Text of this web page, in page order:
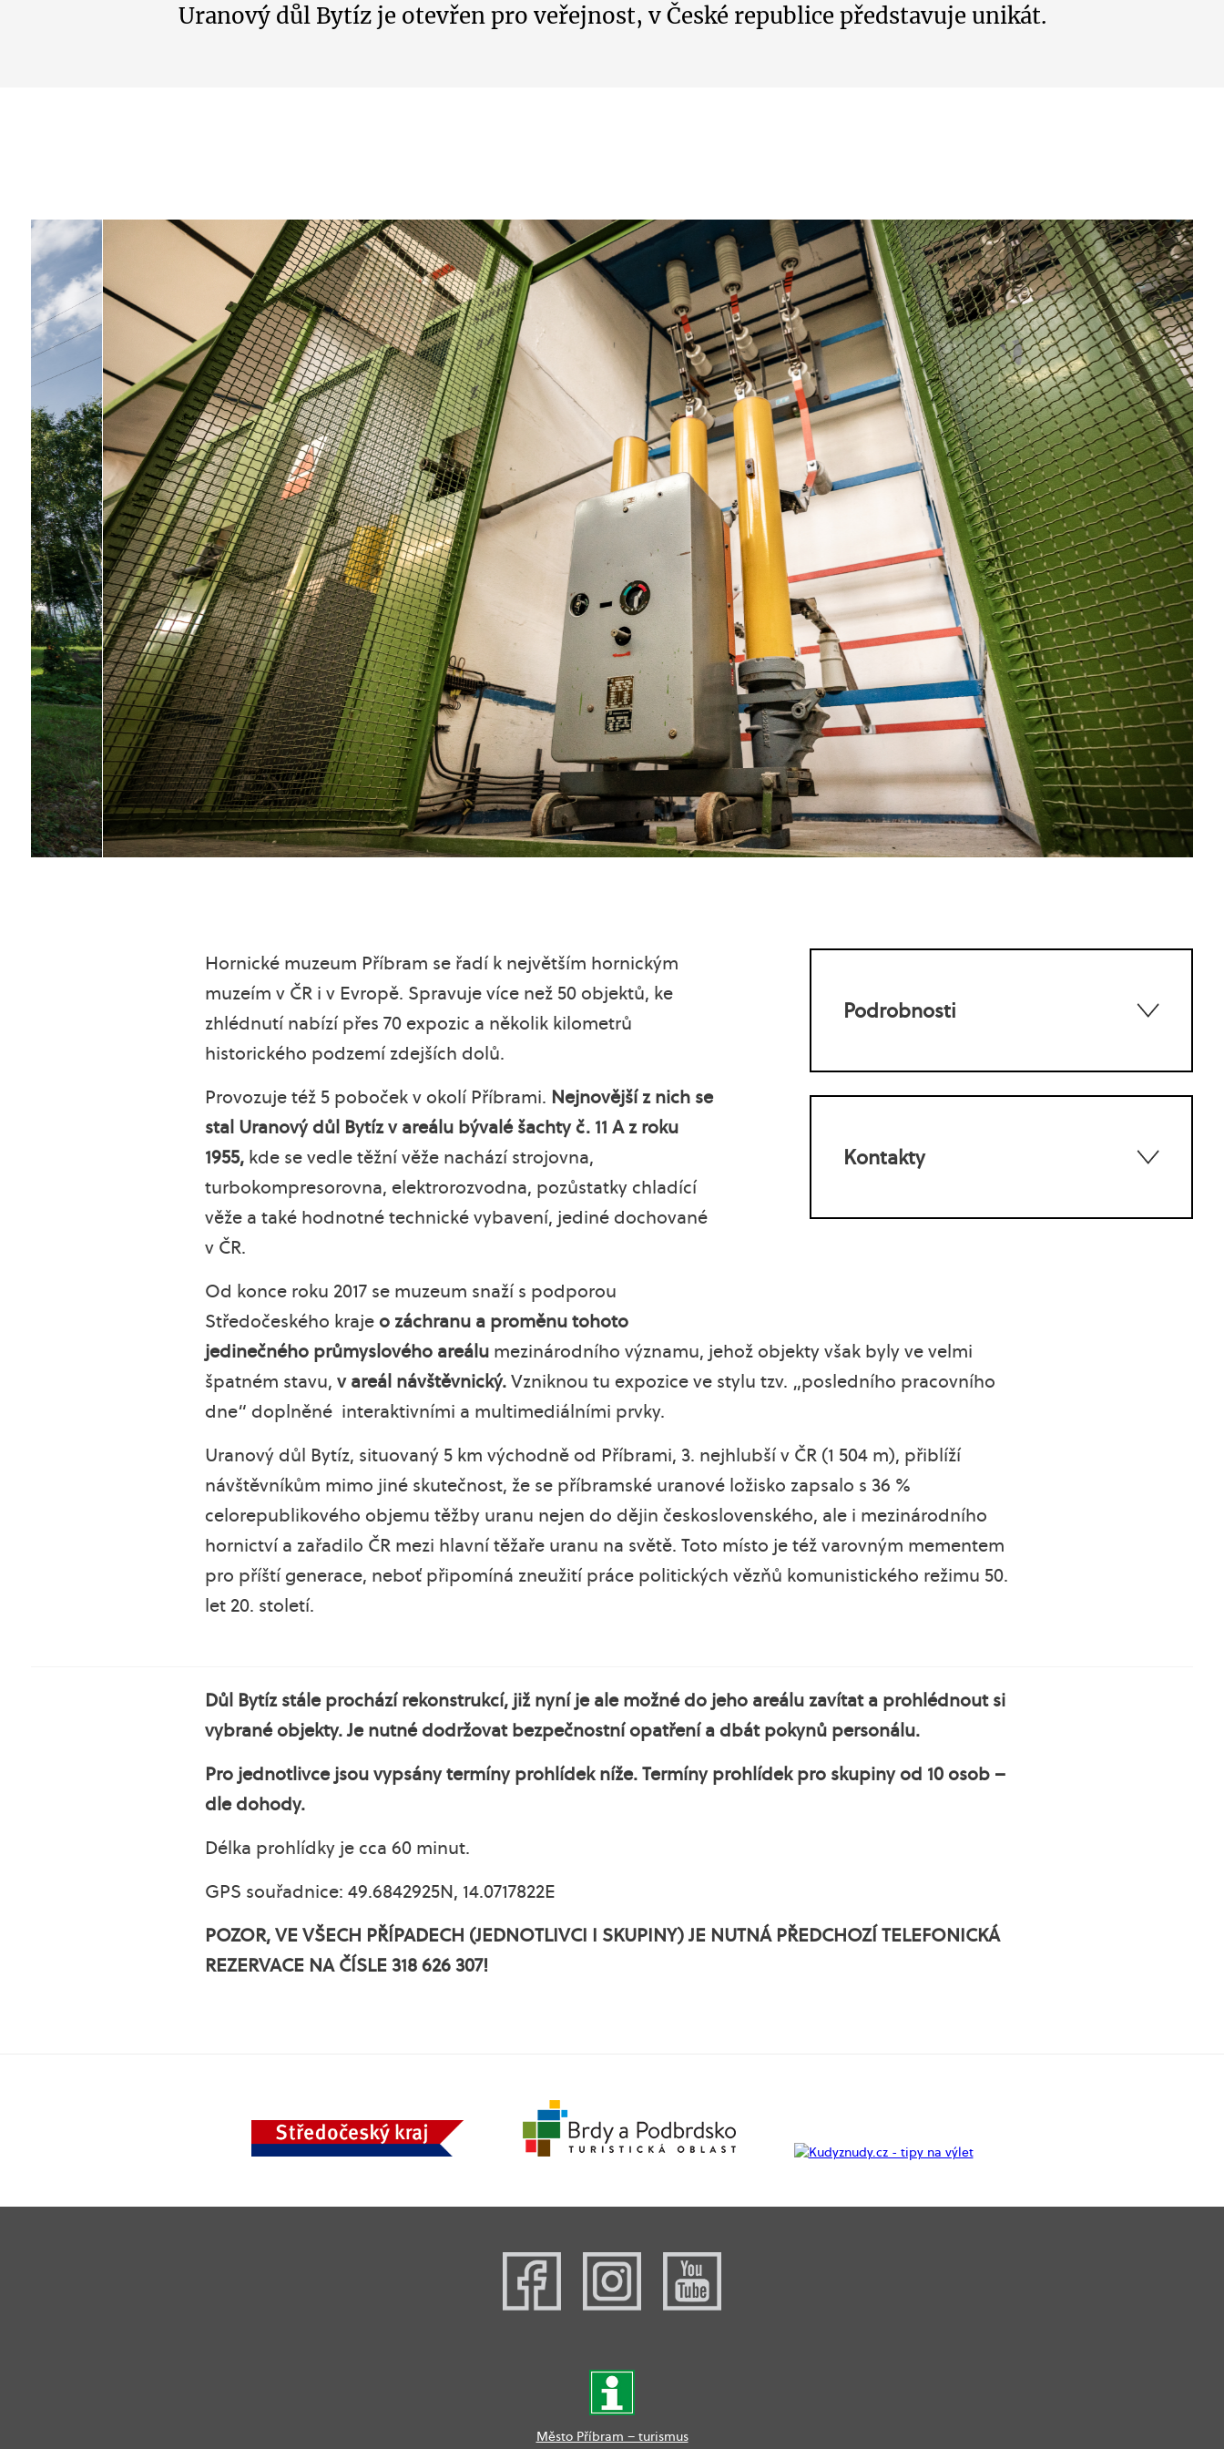
Uranový důl Bytíz je otevřen pro veřejnost, v České republice představuje unikát.
Podrobnosti
Kontakty
Hornické muzeum Příbram se řadí k největším hornickým
muzeím v ČR i v Evropě. Spravuje více než 50 objektů, ke
zhlédnutí nabízí přes 70 expozic a několik kilometrů
historického podzemí zdejších dolů.
Provozuje též 5 poboček v okolí Příbrami. Nejnovější z nich se
stal Uranový důl Bytíz v areálu bývalé šachty č. 11 A z roku
1955, kde se vedle těžní věže nachází strojovna,
turbokompresorovna, elektrorozvodna, pozůstatky chladící
věže a také hodnotné technické vybavení, jediné dochované
v ČR.
Od konce roku 2017 se muzeum snaží s podporou
Středočeského krajeo záchranu a proměnu tohoto
jedinečného průmyslového areálu mezinárodního významu, jehož objekty však byly ve velmi
špatném stavu, v areál návštěvnický.Vzniknou tu expozice ve stylu tzv. „posledního pracovního
dne“ doplněné interaktivními a multimediálními prvky.
Uranový důl Bytíz, situovaný 5 km východně od Příbrami, 3. nejhlubší v ČR (1 504 m), přiblíží
návštěvníkům mimo jiné skutečnost, že se příbramské uranové ložisko zapsalo s 36 %
celorepublikového objemu těžby uranu nejen do dějin československého, ale i mezinárodního
hornictví a zařadilo ČR mezi hlavní těžaře uranu na světě. Toto místo je též varovným mementem
pro příští generace, neboť připomíná zneužití práce politických vězňů komunistického režimu 50.
let 20. století.
Důl Bytíz stále prochází rekonstrukcí, již nyní je ale možné do jeho areálu zavítat a prohlédnout si
vybrané objekty. Je nutné dodržovat bezpečnostní opatření a dbát pokynů personálu.
Pro jednotlivce jsou vypsány termíny prohlídek níže. Termíny prohlídek pro skupiny od 10 osob –
dle dohody.
Délka prohlídky je cca 60 minut.
GPS souřadnice: 49.6842925N, 14.0717822E
POZOR, VE VŠECH PŘÍPADECH (JEDNOTLIVCI I SKUPINY) JE NUTNÁ PŘEDCHOZÍ TELEFONICKÁ
REZERVACE NA ČÍSLE 318 626 307!
Město Příbram – turismus